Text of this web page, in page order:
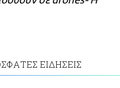
ΕΙΔΗΣΕΙΣ